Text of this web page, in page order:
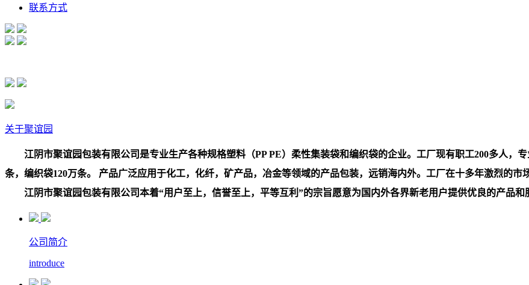
联系方式
关于聚谊园
江阴市聚谊园包装有限公司是专业生产各种规格塑料（PP PE）柔性集装袋和编织袋的企业。工厂现有职工200多人，专
条，编织袋120万条。 产品广泛应用于化工，化纤，矿产品，冶金等领域的产品包装，远销海内外。工厂在十多年激烈的市
江阴市聚谊园包装有限公司本着“用户至上，信誉至上，平等互利”的宗旨愿意为国内外各界新老用户提供优良的产品和
公司简介
introduce